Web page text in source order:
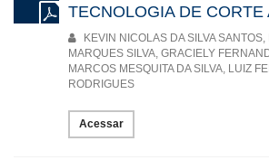
TECNOLOGIA DE CORTE
KEVIN NICOLAS DA SILVA
MARQUES SILVA, GRACIELY
MARCOS MESQUITA DA SILVA, LUIZ
RODRIGUES
Acessar